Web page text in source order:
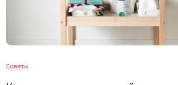
Советы